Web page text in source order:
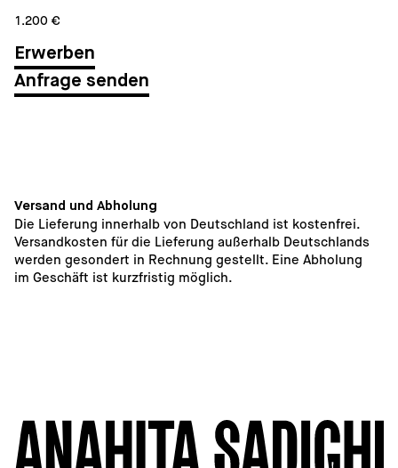
1.200 €
Anfrage senden
Versand und Abholung
Die Lieferung innerhalb von Deutschland ist kostenfrei.
Versandkosten für die Lieferung außerhalb Deutschlands
werden gesondert in Rechnung gestellt. Eine Abholung
im Geschäft ist kurzfristig möglich.